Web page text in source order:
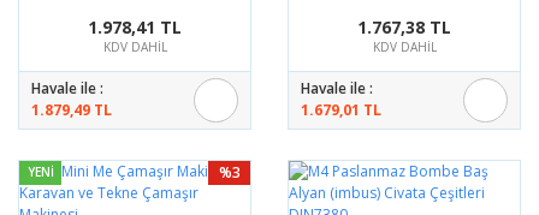
1.978,41 TL
KDV DAHİL
Havale ile :
1.879,49 TL
1.767,38 TL
KDV DAHİL
Havale ile :
1.679,01 TL
%3
YENİ